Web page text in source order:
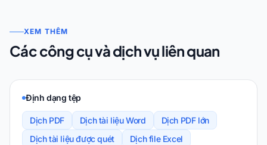
XEM THÊM
Các công cụ và dịch vụ liên quan
Định dạng tệp
Dịch PDF Dịch tài liệu Word
Dịch PDF lớn
Dịch tài liệu được quét
Dịch file Excel